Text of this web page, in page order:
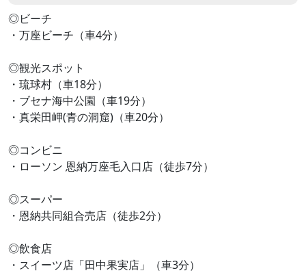
◎ビーチ
・万座ビーチ（車4分）
◎観光スポット
・琉球村（車18分）
・ブセナ海中公園（車19分）
・真栄田岬(青の洞窟)（車20分）
◎コンビニ
・ローソン 恩納万座毛入口店（徒歩7分）
◎スーパー
・恩納共同組合売店（徒歩2分）
◎飲食店
・スイーツ店「田中果実店」（車3分）